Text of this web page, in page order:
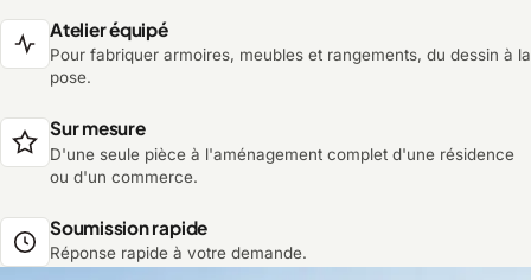
Atelier équipé
Pour fabriquer armoires, meubles et rangements, du dessin à la
pose.
Sur mesure
D'une seule pièce à l'aménagement complet d'une résidence
ou d'un commerce.
Soumission rapide
Réponse rapide à votre demande.